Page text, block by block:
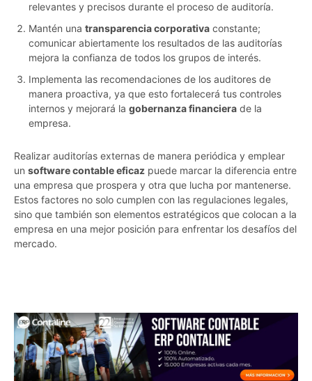
relevantes y precisos durante el proceso de auditoría.
Mantén una transparencia corporativa constante;
comunicar abiertamente los resultados de las auditorías
mejora la confianza de todos los grupos de interés.
Implementa las recomendaciones de los auditores de
manera proactiva, ya que esto fortalecerá tus controles
internos y mejorará la gobernanza financiera de la
empresa.
Realizar auditorías externas de manera periódica y emplear
un software contable eficaz puede marcar la diferencia entre
una empresa que prospera y otra que lucha por mantenerse.
Estos factores no solo cumplen con las regulaciones legales,
sino que también son elementos estratégicos que colocan a la
empresa en una mejor posición para enfrentar los desafíos del
mercado.